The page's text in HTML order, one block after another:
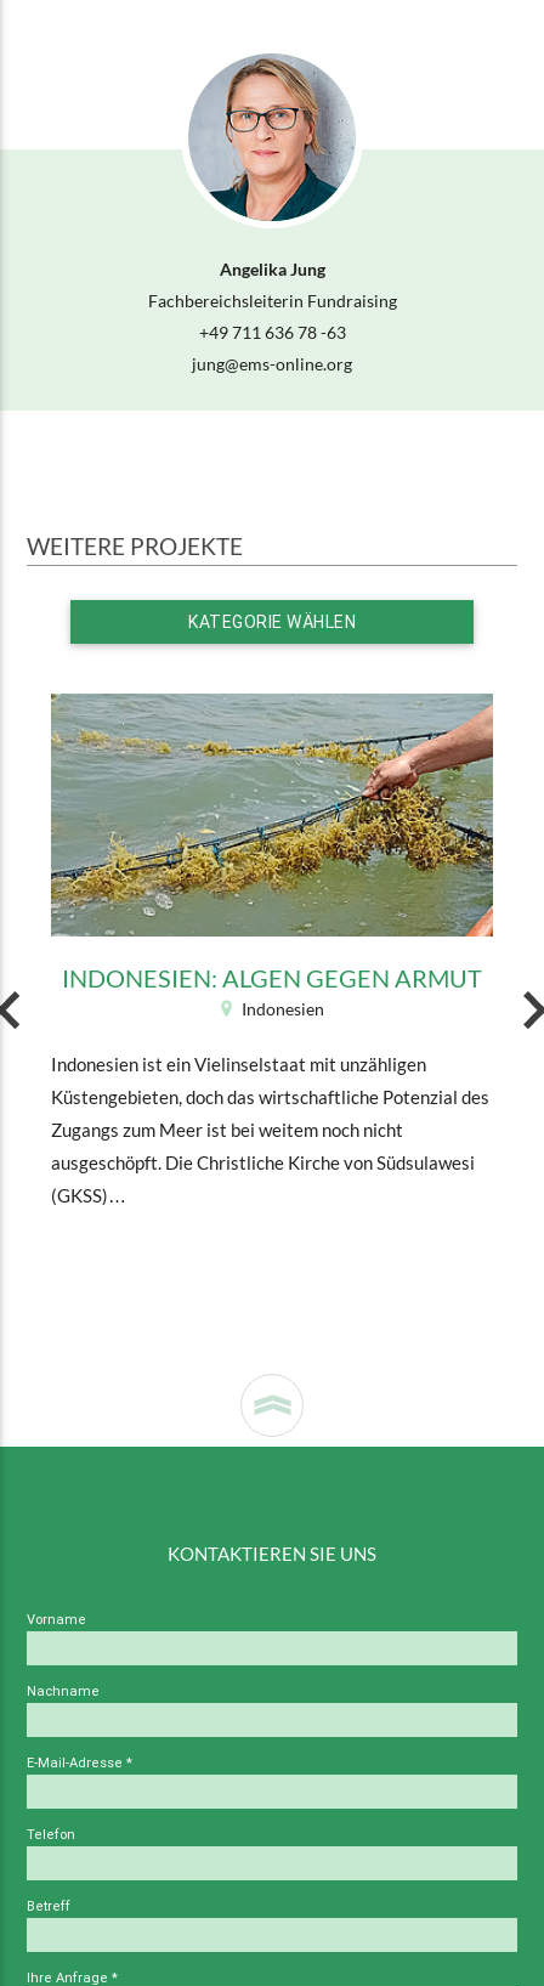
Angelika Jung
Fachbereichsleiterin Fundraising
+49 711 636 78 -63
jung@ems-online.org
WEITERE PROJEKTE
KATEGORIE WÄHLEN
INDONESIEN: ALGEN GEGEN ARMUT
Indonesien
Indonesien ist ein Vielinselstaat mit unzähligen
Küstengebieten, doch das wirtschaftliche Potenzial des
Zugangs zum Meer ist bei weitem noch nicht
ausgeschöpft. Die Christliche Kirche von Südsulawesi
(GKSS)…
KONTAKTIEREN SIE UNS
Vorname
Nachname
E-Mail-Adresse*
Telefon
Betreff
Ihre Anfrage*